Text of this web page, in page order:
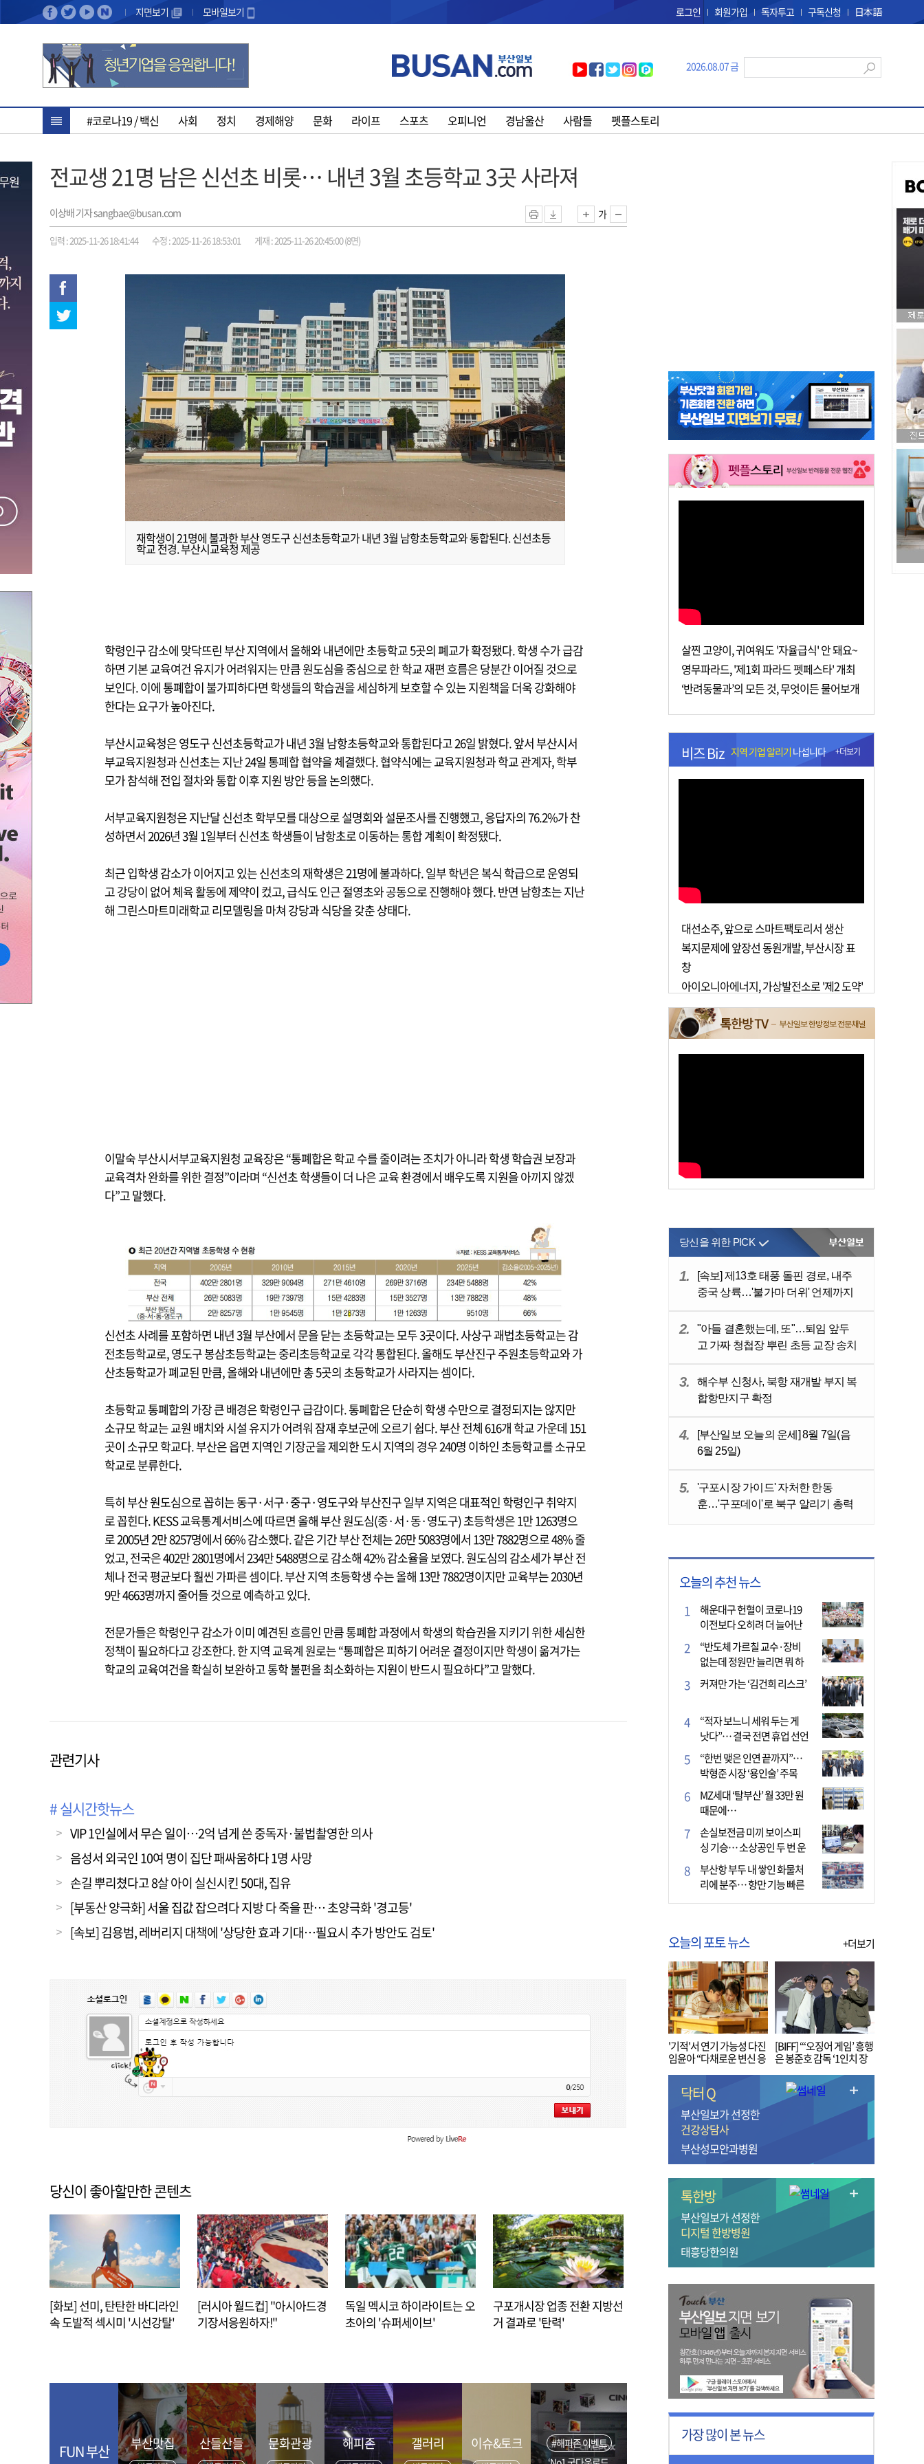
지면보기 모바일보기 로그인 회원가입 독자투고 구독신청 日本語
2026.08.07 금
#코로나19 / 백신 사회 정치 경제해양 문화 라이프 스포츠 오피니언 경남울산 사람들 펫플스토리
전교생 21명 남은 신선초 비롯… 내년 3월 초등학교 3곳 사라져
이상배 기자 sangbae@busan.com 가
입력 : 2025-11-26 18:41:44 수정 : 2025-11-26 18:53:01 게재 : 2025-11-26 20:45:00 (8면)
재학생이 21명에 불과한 부산 영도구 신선초등학교가 내년 3월 남항초등학교와 통합된다. 신선초등
학교 전경. 부산시교육청 제공
학령인구 감소에 맞닥뜨린 부산 지역에서 올해와 내년에만 초등학교 5곳의 폐교가 확정됐다. 학생 수가 급감
하면 기본 교육여건 유지가 어려워지는 만큼 원도심을 중심으로 한 학교 재편 흐름은 당분간 이어질 것으로
보인다. 이에 통폐합이 불가피하다면 학생들의 학습권을 세심하게 보호할 수 있는 지원책을 더욱 강화해야
한다는 요구가 높아진다.
부산시교육청은 영도구 신선초등학교가 내년 3월 남항초등학교와 통합된다고 26일 밝혔다. 앞서 부산시서
부교육지원청과 신선초는 지난 24일 통폐합 협약을 체결했다. 협약식에는 교육지원청과 학교 관계자, 학부
모가 참석해 전입 절차와 통합 이후 지원 방안 등을 논의했다.
서부교육지원청은 지난달 신선초 학부모를 대상으로 설명회와 설문조사를 진행했고, 응답자의 76.2%가 찬
성하면서 2026년 3월 1일부터 신선초 학생들이 남항초로 이동하는 통합 계획이 확정됐다.
최근 입학생 감소가 이어지고 있는 신선초의 재학생은 21명에 불과하다. 일부 학년은 복식 학급으로 운영되
고 강당이 없어 체육 활동에 제약이 컸고, 급식도 인근 절영초와 공동으로 진행해야 했다. 반면 남항초는 지난
해 그린스마트미래학교 리모델링을 마쳐 강당과 식당을 갖춘 상태다.
이말숙 부산시서부교육지원청 교육장은 “통폐합은 학교 수를 줄이려는 조치가 아니라 학생 학습권 보장과
교육격차 완화를 위한 결정”이라며 “신선초 학생들이 더 나은 교육 환경에서 배우도록 지원을 아끼지 않겠
다”고 말했다.
신선초 사례를 포함하면 내년 3월 부산에서 문을 닫는 초등학교는 모두 3곳이다. 사상구 괘법초등학교는 감
전초등학교로, 영도구 봉삼초등학교는 중리초등학교로 각각 통합된다. 올해도 부산진구 주원초등학교와 가
산초등학교가 폐교된 만큼, 올해와 내년에만 총 5곳의 초등학교가 사라지는 셈이다.
초등학교 통폐합의 가장 큰 배경은 학령인구 급감이다. 통폐합은 단순히 학생 수만으로 결정되지는 않지만
소규모 학교는 교원 배치와 시설 유지가 어려워 잠재 후보군에 오르기 쉽다. 부산 전체 616개 학교 가운데 151
곳이 소규모 학교다. 부산은 읍면 지역인 기장군을 제외한 도시 지역의 경우 240명 이하인 초등학교를 소규모
학교로 분류한다.
특히 부산 원도심으로 꼽히는 동구·서구·중구·영도구와 부산진구 일부 지역은 대표적인 학령인구 취약지
로 꼽힌다. KESS 교육통계서비스에 따르면 올해 부산 원도심(중·서·동·영도구) 초등학생은 1만 1263명으
로 2005년 2만 8257명에서 66% 감소했다. 같은 기간 부산 전체는 26만 5083명에서 13만 7882명으로 48% 줄
었고, 전국은 402만 2801명에서 234만 5488명으로 감소해 42% 감소율을 보였다. 원도심의 감소세가 부산 전
체나 전국 평균보다 훨씬 가파른 셈이다. 부산 지역 초등학생 수는 올해 13만 7882명이지만 교육부는 2030년
9만 4663명까지 줄어들 것으로 예측하고 있다.
전문가들은 학령인구 감소가 이미 예견된 흐름인 만큼 통폐합 과정에서 학생의 학습권을 지키기 위한 세심한
정책이 필요하다고 강조한다. 한 지역 교육계 원로는 “통폐합은 피하기 어려운 결정이지만 학생이 옮겨가는
학교의 교육여건을 확실히 보완하고 통학 불편을 최소화하는 지원이 반드시 필요하다”고 말했다.
관련기사
# 실시간핫뉴스
VIP 1인실에서 무슨 일이…2억 넘게 쓴 중독자·불법촬영한 의사
음성서 외국인 10여 명이 집단 패싸움하다 1명 사망
손길 뿌리쳤다고 8살 아이 실신시킨 50대, 집유
[부동산 양극화] 서울 집값 잡으려다 지방 다 죽을 판… 초양극화 '경고등'
[속보] 김용범, 레버리지 대책에 '상당한 효과 기대…필요시 추가 방안도 검토'
당신이 좋아할만한 콘텐츠
[화보] 선미, 탄탄한 바디라인
속 도발적 섹시미 '시선강탈'
[러시아 월드컵] "아시아드경
기장서응원하자!"
독일 멕시코 하이라이트는 오
초아의 '슈퍼세이브'
구포개시장 업종 전환 지방선
거 결과로 '탄력'
FUN 부산 부산맛집 산들산들 문화관광 해피존 갤러리 이슈&토크
#해피존 이벤트
살찐 고양이, 귀여워도 '자율급식' 안 돼요~
영무파라드, '제1회 파라드 펫페스타' 개최
‘반려동물과’의 모든 것, 무엇이든 물어보개
비즈 Biz 지역 기업 알리기 나섭니다 +더보기
대선소주, 앞으로 스마트팩토리서 생산
복지문제에 앞장선 동원개발, 부산시장 표
창
아이오니아에너지, 가상발전소로 '제2 도약'
오늘의 추천 뉴스
해운대구 헌혈이 코로나19
이전보다 오히려 더 늘어난
이유는?
“반도체 가르칠 교수·장비
없는데 정원만 늘리면 뭐 하
나”
커져만 가는 ‘김건희 리스크’
“적자 보느니 세워 두는 게
낫다”… 결국 전면 휴업 선언
한 택시회사
“한번 맺은 인연 끝까지”…
박형준 시장 ‘용인술’ 주목
MZ세대 ‘탈부산’ 월 33만 원
때문에…
손실보전금 미끼 보이스피
싱 기승… 소상공인 두 번 운
다
부산항 부두 내 쌓인 화물처
리에 분주… 항만 기능 빠른
회복세
오늘의 포토 뉴스 +더보기
'기적'서 연기 가능성 다진
임윤아 “다채로운 변신 응
[BIFF] “‘오징어 게임’ 흥행
은 봉준호 감독 ‘1인치 장
닥터 Q
부산일보가 선정한
건강상담사
부산성모안과병원
톡한방
부산일보가 선정한
디지털 한방병원
태흥당한의원
가장 많이 본 뉴스